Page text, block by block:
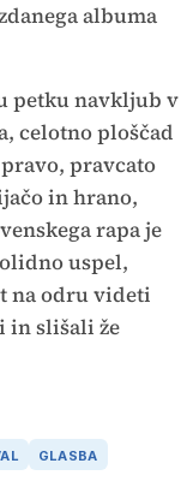
albuma
petku navkljub v
celotno ploščad
pravcato
in hrano,
rapa je
uspel,
na odru videti
in slišali že
GLASBA